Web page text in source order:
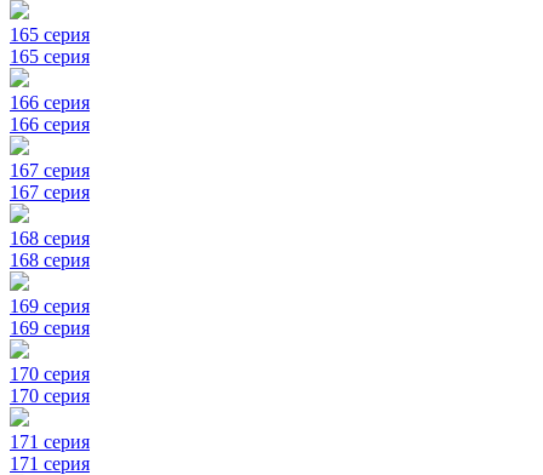
165 серия
165 серия
166 серия
166 серия
167 серия
167 серия
168 серия
168 серия
169 серия
169 серия
170 серия
170 серия
171 серия
171 серия